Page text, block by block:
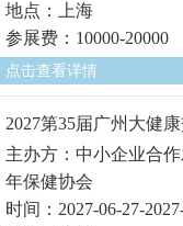
地点：上海
参展费：10000-20000
点击查看详情
2027第35届广州大健
主办方：中小企业合
年保健协会
时间：2027-06-27-